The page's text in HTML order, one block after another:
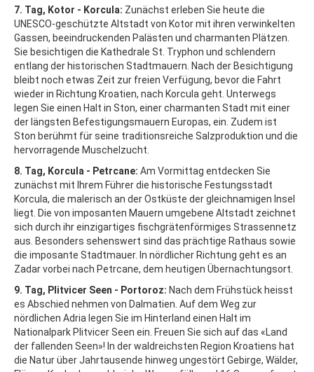
7. Tag, Kotor - Korcula: Zunächst erleben Sie heute die
UNESCO-geschützte Altstadt von Kotor mit ihren verwinkelten
Gassen, beeindruckenden Palästen und charmanten Plätzen.
Sie besichtigen die Kathedrale St. Tryphon und schlendern
entlang der historischen Stadtmauern. Nach der Besichtigung
bleibt noch etwas Zeit zur freien Verfügung, bevor die Fahrt
wieder in Richtung Kroatien, nach Korcula geht. Unterwegs
legen Sie einen Halt in Ston, einer charmanten Stadt mit einer
der längsten Befestigungsmauern Europas, ein. Zudem ist
Ston berühmt für seine traditionsreiche Salzproduktion und die
hervorragende Muschelzucht.
8. Tag, Korcula - Petrcane: Am Vormittag entdecken Sie
zunächst mit Ihrem Führer die historische Festungsstadt
Korcula, die malerisch an der Ostküste der gleichnamigen Insel
liegt. Die von imposanten Mauern umgebene Altstadt zeichnet
sich durch ihr einzigartiges fischgrätenförmiges Strassennetz
aus. Besonders sehenswert sind das prächtige Rathaus sowie
die imposante Stadtmauer. In nördlicher Richtung geht es an
Zadar vorbei nach Petrcane, dem heutigen Übernachtungsort.
9. Tag, Plitvicer Seen - Portoroz: Nach dem Frühstück heisst
es Abschied nehmen von Dalmatien. Auf dem Weg zur
nördlichen Adria legen Sie im Hinterland einen Halt im
Nationalpark Plitvicer Seen ein. Freuen Sie sich auf das «Land
der fallenden Seen»! In der waldreichsten Region Kroatiens hat
die Natur über Jahrtausende hinweg ungestört Gebirge, Wälder,